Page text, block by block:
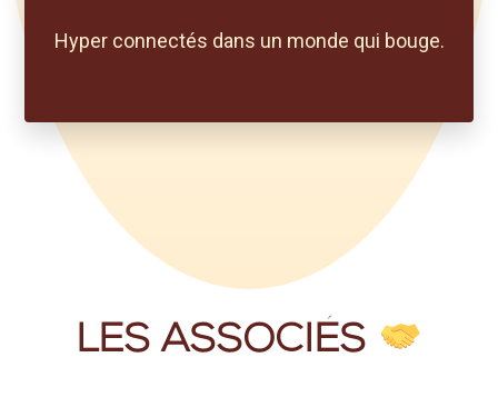
Hyper connectés dans un monde qui bouge.
LES ASSOCIÉS